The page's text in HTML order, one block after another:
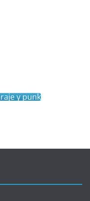
y punk